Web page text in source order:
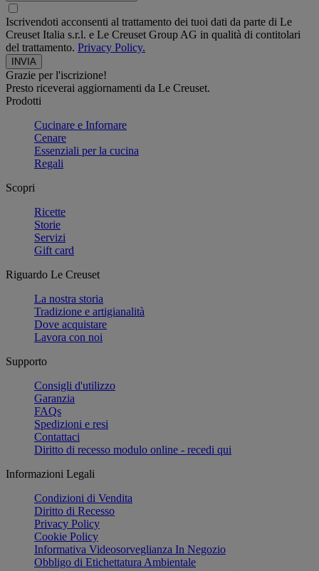
Iscrivendoti acconsenti al trattamento dei tuoi dati da parte di Le
Creuset Italia s.r.l. e Le Creuset Group AG in qualità di contitolari
del trattamento. Privacy Policy.
Grazie per l'iscrizione!
Presto riceverai aggiornamenti da Le Creuset.
Prodotti
Cucinare e Infornare
Cenare
Essenziali per la cucina
Regali
Scopri
Ricette
Storie
Servizi
Gift card
Riguardo Le Creuset
La nostra storia
Tradizione e artigianalità
Dove acquistare
Lavora con noi
Supporto
Consigli d'utilizzo
Garanzia
FAQs
Spedizioni e resi
Contattaci
Diritto di recesso modulo online - recedi qui
Informazioni Legali
Condizioni di Vendita
Diritto di Recesso
Privacy Policy
Cookie Policy
Informativa Videosorveglianza In Negozio
Obbligo di Etichettatura Ambientale